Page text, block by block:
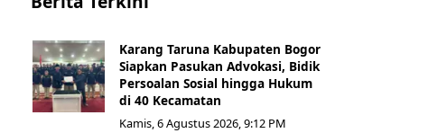
Karang Taruna Kabupaten Bogor
Siapkan Pasukan Advokasi, Bidik
Persoalan Sosial hingga Hukum
di 40 Kecamatan
Kamis, 6 Agustus 2026, 9:12 PM